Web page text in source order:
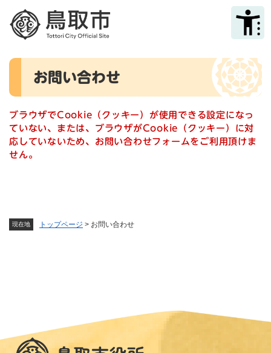
メニューを飛ばして本文へ
現在地 トップページ > お問い合わせ
本
お問い合わせ
ブラウザでCookie（クッキー）が使用できる設定になっ
ていない、または、ブラウザがCookie（クッキー）に対
応していないため、お問い合わせフォームをご利用頂けま
せん。